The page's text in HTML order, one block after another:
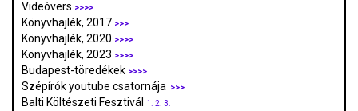
Videóvers >>>>
Könyvhajlék, 2017 >>>
Könyvhajlék, 2020 >>>>
Könyvhajlék, 2023 >>>>
Budapest-töredékek >>>>
Szépírók youtube csatornája >>>
Balti Költészeti Fesztivál 1. 2. 3.